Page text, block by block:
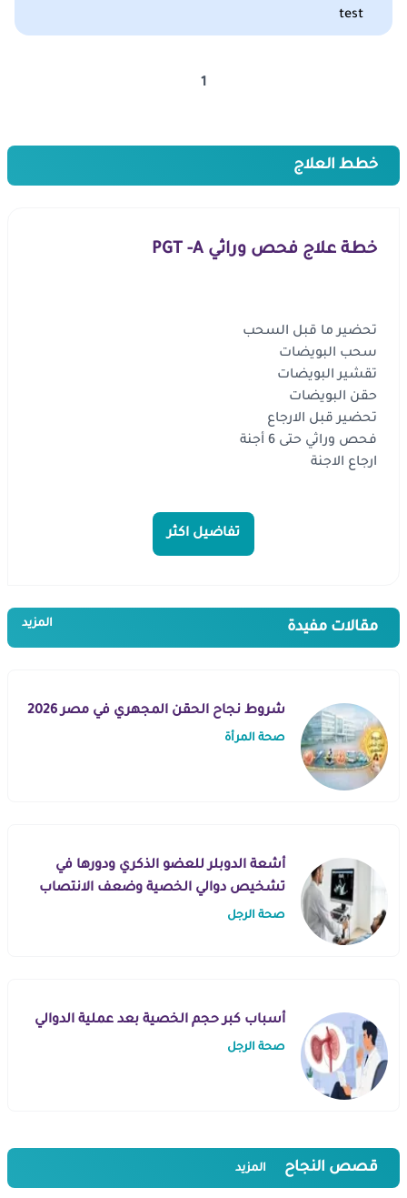
test
1
خطط العلاج
خطة علاج فحص وراثي PGT -A
تحضير ما قبل السحب
سحب البويضات
تقشير البويضات
حقن البويضات
تحضير قبل الارجاع
فحص وراثي حتى 6 أجنة
ارجاع الاجنة
تفاضيل اكثر
مقالات مفيدة المزيد
شروط نجاح الحقن المجهري في مصر 2026
صحة المرأة
أشعة الدوبلر للعضو الذكري ودورها في
تشخيص دوالي الخصية وضعف الانتصاب
صحة الرجل
أسباب كبر حجم الخصية بعد عملية الدوالي
صحة الرجل
قصص النجاح المزيد